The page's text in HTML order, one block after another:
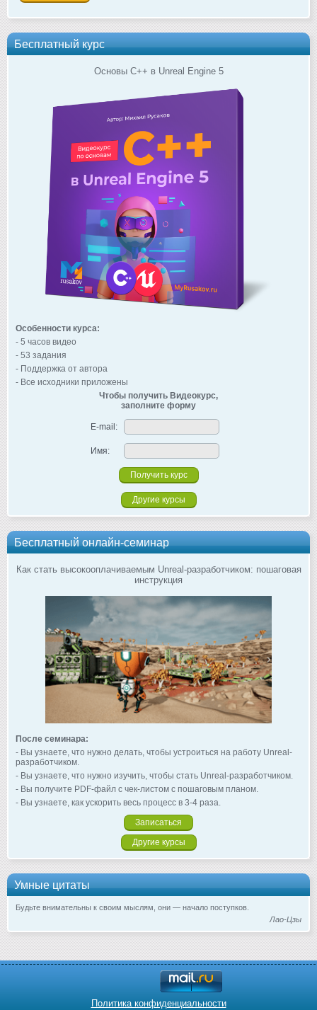
Бесплатный курс
Основы C++ в Unreal Engine 5
Особенности курса:
- 5 часов видео
- 53 задания
- Поддержка от автора
- Все исходники приложены
Чтобы получить Видеокурс,
заполните форму
E-mail:
Имя:
Другие курсы
Бесплатный онлайн-семинар
Как стать высокооплачиваемым Unreal-разработчиком: пошаговая
инструкция
После семинара:
- Вы узнаете, что нужно делать, чтобы устроиться на работу Unreal-
разработчиком.
- Вы узнаете, что нужно изучить, чтобы стать Unreal-разработчиком.
- Вы получите PDF-файл с чек-листом с пошаговым планом.
- Вы узнаете, как ускорить весь процесс в 3-4 раза.
Записаться
Другие курсы
Умные цитаты
Будьте внимательны к своим мыслям, они — начало поступков.
Лао-Цзы
Политика конфиденциальности